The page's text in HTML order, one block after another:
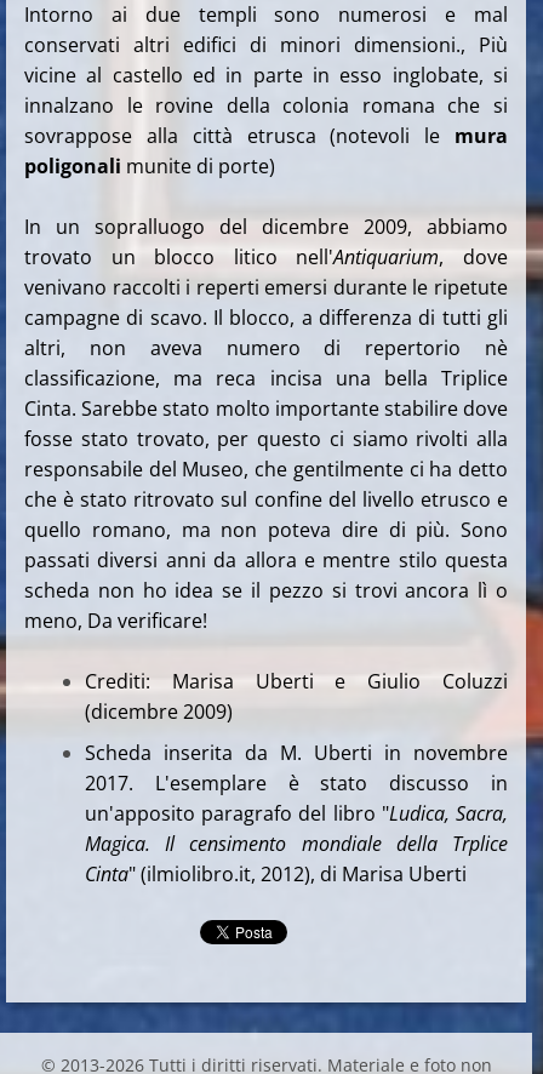
Intorno ai due templi sono numerosi e mal
conservati altri edifici di minori dimensioni., Più
vicine al castello ed in parte in esso inglobate, si
innalzano le rovine della colonia romana che si
sovrappose alla città etrusca (notevoli le mura
poligonali munite di porte)
In un sopralluogo del dicembre 2009, abbiamo
trovato un blocco litico nell'Antiquarium, dove
venivano raccolti i reperti emersi durante le ripetute
campagne di scavo. Il blocco, a differenza di tutti gli
altri, non aveva numero di repertorio nè
classificazione, ma reca incisa una bella Triplice
Cinta. Sarebbe stato molto importante stabilire dove
fosse stato trovato, per questo ci siamo rivolti alla
responsabile del Museo, che gentilmente ci ha detto
che è stato ritrovato sul confine del livello etrusco e
quello romano, ma non poteva dire di più. Sono
passati diversi anni da allora e mentre stilo questa
scheda non ho idea se il pezzo si trovi ancora lì o
meno, Da verificare!
Crediti: Marisa Uberti e Giulio Coluzzi
(dicembre 2009)
Scheda inserita da M. Uberti in novembre
2017. L'esemplare è stato discusso in
un'apposito paragrafo del libro "Ludica, Sacra,
Magica. Il censimento mondiale della Trplice
Cinta" (ilmiolibro.it, 2012), di Marisa Uberti
© 2013-2026 Tutti i diritti riservati. Materiale e foto non